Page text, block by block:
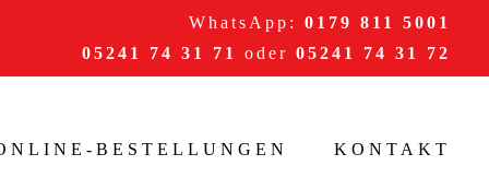
WhatsApp: 0179 811 5001
05241 74 31 71
oder 05241 74 31 72
BESTELLUNGEN KONTAKT